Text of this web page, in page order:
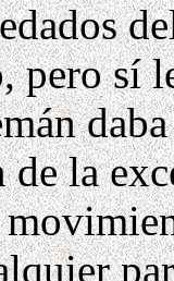
pero sí
la